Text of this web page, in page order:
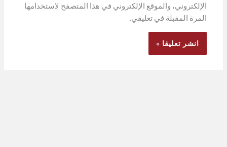
الإلكتروني، والموقع الإلكتروني في هذا المتصفح لاستخدامها
المرة المقبلة في تعليقي.